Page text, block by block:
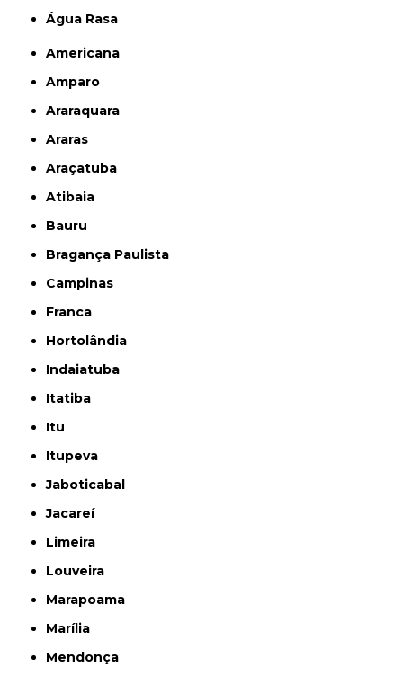
Água Rasa
Americana
Amparo
Araraquara
Araras
Araçatuba
Atibaia
Bauru
Bragança Paulista
Campinas
Franca
Hortolândia
Indaiatuba
Itatiba
Itu
Itupeva
Jaboticabal
Jacareí
Limeira
Louveira
Marapoama
Marília
Mendonça